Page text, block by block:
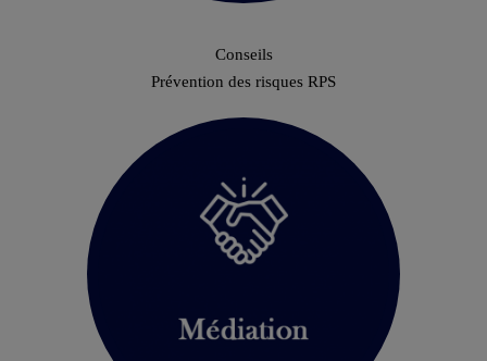
Conseils
Prévention des risques RPS